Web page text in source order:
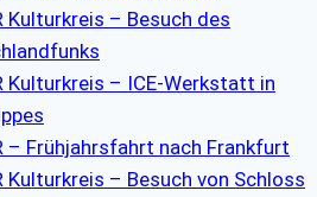
Kulturkreis – Besuch des
Kulturkreis – ICE-Werkstatt in
– Frühjahrsfahrt nach Frankfurt
Kulturkreis – Besuch von Schloss